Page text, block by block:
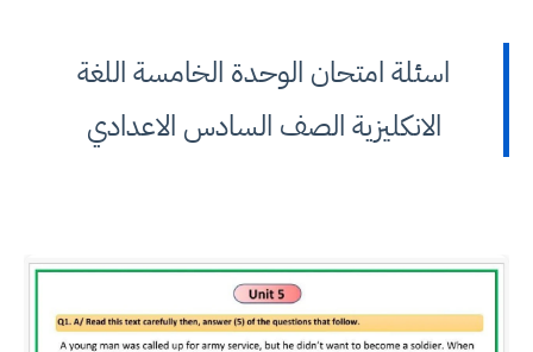
اسئلة امتحان الوحدة الخامسة اللغة
الانكليزية الصف السادس الاعدادي